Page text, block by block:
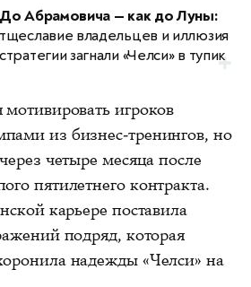
До Абрамовича — как до Луны:
тщеславие владельцев и иллюзия
стратегии загнали «Челси» в тупик
игроков
из бизнес-тренингов, но
четыре месяца после
пятилетнего контракта.
карьерe поставила
подряд, которая
надежды «Челси» на